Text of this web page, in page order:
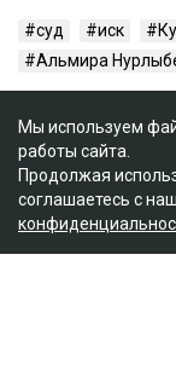
суд иск
Альмира
Мы используем
работы сайта.
Продолжая
соглашаетесь с